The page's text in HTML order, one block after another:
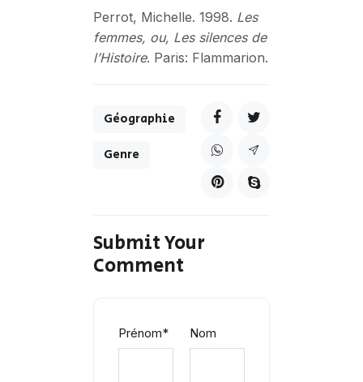
Perrot, Michelle. 1998. Les
femmes, ou, Les silences de
l’Histoire. Paris: Flammarion.
Géographie
Genre
Submit Your
Comment
Prénom* Nom